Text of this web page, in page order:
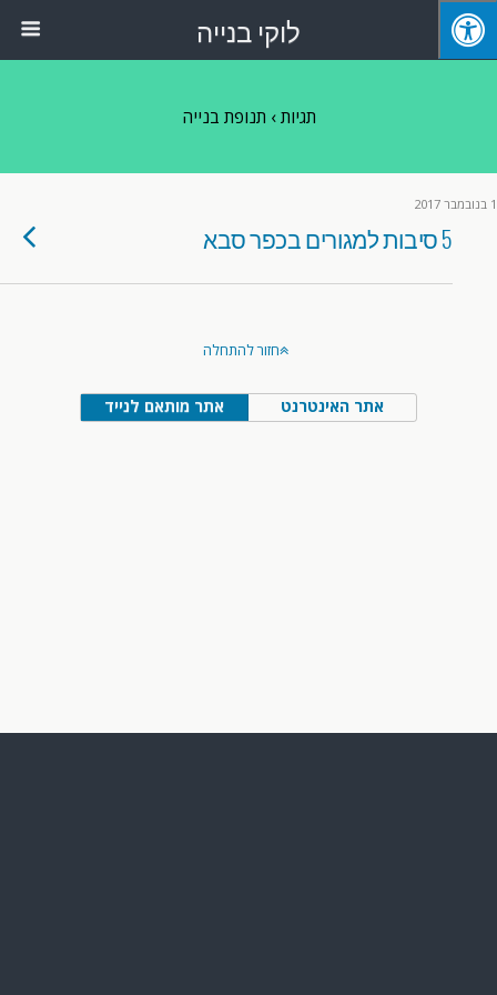
לוקי בנייה
תגיות › תנופת בנייה
1 בנובמבר 2017
5 סיבות למגורים בכפר סבא
חזור להתחלה
אתר מותאם לנייד אתר האינטרנט